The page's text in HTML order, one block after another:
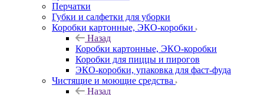
Перчатки
Губки и салфетки для уборки
Коробки картонные, ЭКО-коробки
Назад
Коробки картонные, ЭКО-коробки
Коробки для пиццы и пирогов
ЭКО-коробки, упаковка для фаст-фуда
Чистящие и моющие средства
Назад